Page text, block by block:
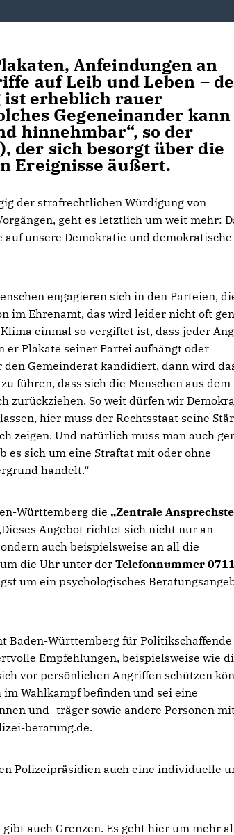
Anfeindungen an
auf Leib und Leben –
ist erheblich rauer
Gegeneinander kann
hinnehmbar“, so der
der sich besorgt über die
Ereignisse äußert.
der strafrechtlichen Würdigung von
geht es letztlich um weit mehr:
auf unsere Demokratie und demokratische
engagieren sich in den Parteien,
im Ehrenamt, das wird leider nicht oft
einmal so vergiftet ist, dass jeder
er Plakate seiner Partei aufhängt oder
den Gemeinderat kandidiert, dann wird
führen, dass sich die Menschen aus dem
zurückziehen. So weit dürfen wir
hier muss der Rechtsstaat seine
zeigen. Und natürlich muss man auch
es sich um eine Straftat mit oder ohne
handelt.“
Württemberg dieZentrale
Angebot richtet sich nicht nur an
auch beispielsweise an all die
um die Uhr unter derTelefonnummer
um ein psychologisches
Baden-Württemberg für Politikschaffende
Empfehlungen, beispielsweise wie
vor persönlichen Angriffen schützen
Wahlkampf befinden und sei eine
und -träger sowie andere Personen
beratung.de.
Polizeipräsidien auch eine individuelle
auch Grenzen. Es geht hier um mehr